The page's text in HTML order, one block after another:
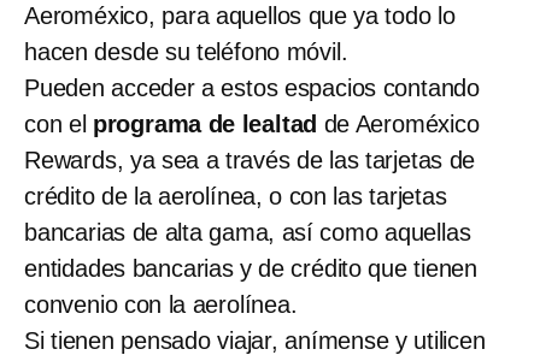
Aeroméxico, para aquellos que ya todo lo
hacen desde su teléfono móvil.
Pueden acceder a estos espacios contando
con el programa de lealtad de Aeroméxico
Rewards, ya sea a través de las tarjetas de
crédito de la aerolínea, o con las tarjetas
bancarias de alta gama, así como aquellas
entidades bancarias y de crédito que tienen
convenio con la aerolínea.
Si tienen pensado viajar, anímense y utilicen